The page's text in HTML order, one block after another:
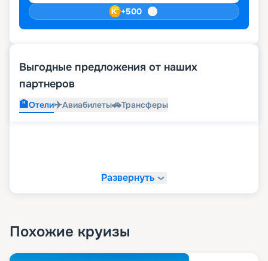
+500
Выгодные предложения от наших
партнеров
🏨Отели✈️Авиабилеты🚗Трансферы
Развернуть
Похожие круизы